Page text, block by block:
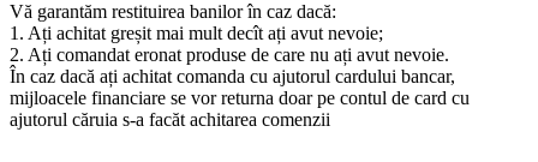
Vă garantăm restituirea banilor în caz dacă:
1. Ați achitat greșit mai mult decît ați avut nevoie;
2. Ați comandat eronat produse de care nu ați avut nevoie.
În caz dacă ați achitat comanda cu ajutorul cardului bancar,
mijloacele financiare se vor returna doar pe contul de card cu
ajutorul căruia s-a facăt achitarea comenzii